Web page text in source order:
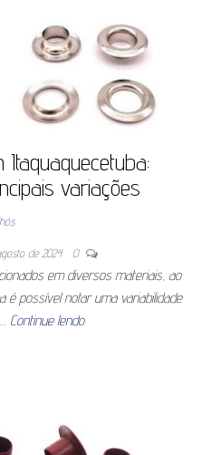
variações
de 2024 0
em diversos materiais, ao
é possível notar uma variabilidade
Continue lendo